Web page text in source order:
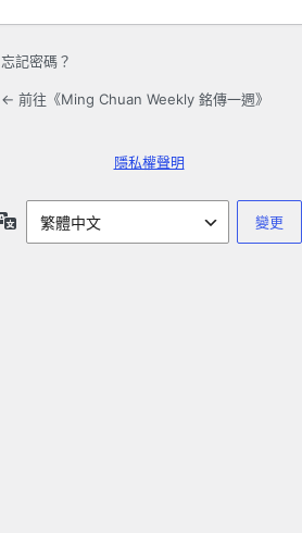
忘記密碼？
← 前往《Ming Chuan Weekly 銘傳一週》
隱私權聲明
言